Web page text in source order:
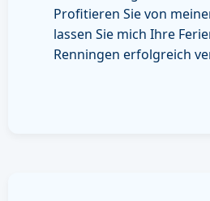
Profitieren Sie von
lassen Sie mich Ihre
Renningen erfolgreich